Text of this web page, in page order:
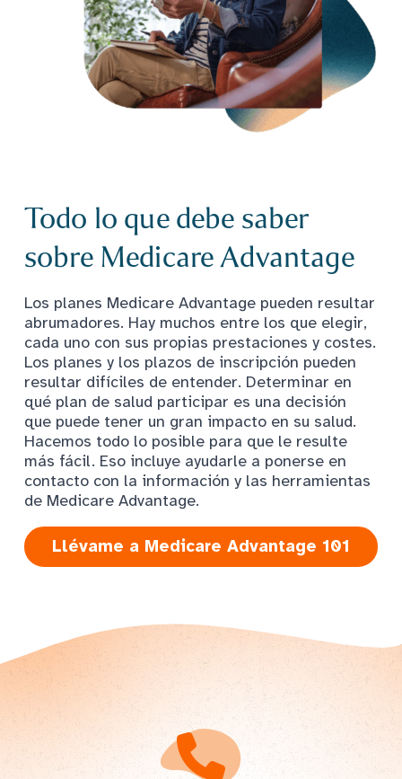
Todo lo que debe saber
sobre Medicare Advantage
Los planes Medicare Advantage pueden resultar
abrumadores. Hay muchos entre los que elegir,
cada uno con sus propias prestaciones y costes.
Los planes y los plazos de inscripción pueden
resultar difíciles de entender. Determinar en
qué plan de salud participar es una decisión
que puede tener un gran impacto en su salud.
Hacemos todo lo posible para que le resulte
más fácil. Eso incluye ayudarle a ponerse en
contacto con la información y las herramientas
de Medicare Advantage.
Llévame a Medicare Advantage 101